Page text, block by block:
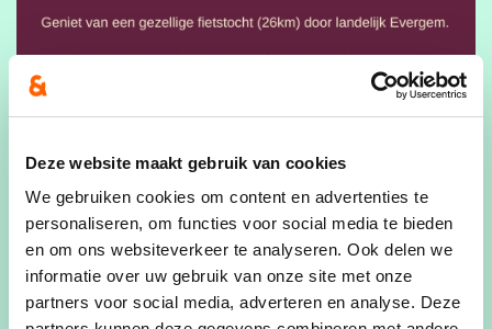
Deze website maakt gebruik van cookies
We gebruiken cookies om content en advertenties te
personaliseren, om functies voor social media te bieden
en om ons websiteverkeer te analyseren. Ook delen we
informatie over uw gebruik van onze site met onze
partners voor social media, adverteren en analyse. Deze